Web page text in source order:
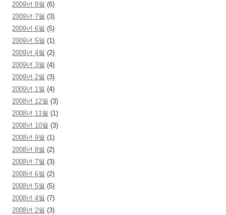
2009년 8월 (6)
2009년 7월 (3)
2009년 6월 (5)
2009년 5월 (1)
2009년 4월 (2)
2009년 3월 (4)
2009년 2월 (3)
2009년 1월 (4)
2008년 12월 (3)
2008년 11월 (1)
2008년 10월 (3)
2008년 9월 (1)
2008년 8월 (2)
2008년 7월 (3)
2008년 6월 (2)
2008년 5월 (5)
2008년 4월 (7)
2008년 2월 (3)